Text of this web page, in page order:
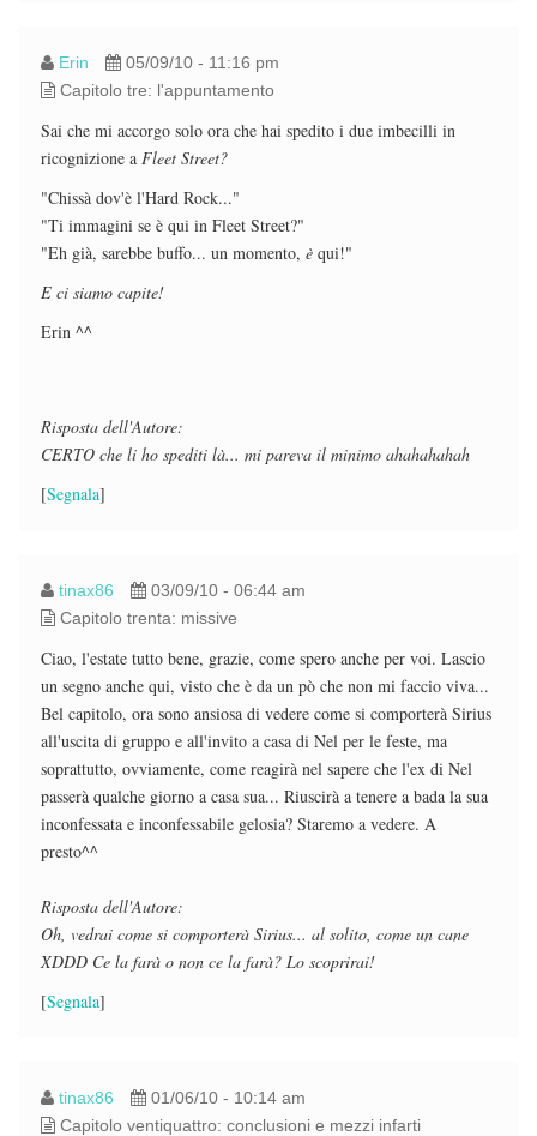
Erin
05/09/10 - 11:16 pm
Capitolo tre: l'appuntamento
Sai che mi accorgo solo ora che hai spedito i due imbecilli in
ricognizione a Fleet Street?
"Chissà dov'è l'Hard Rock..."
"Ti immagini se è qui in Fleet Street?"
"Eh già, sarebbe buffo... un momento, è qui!"
E ci siamo capite!
Erin ^^
Risposta dell'Autore:
CERTO che li ho spediti là... mi pareva il minimo ahahahahah
[Segnala]
tinax86
03/09/10 - 06:44 am
Capitolo trenta: missive
Ciao, l'estate tutto bene, grazie, come spero anche per voi. Lascio
un segno anche qui, visto che è da un pò che non mi faccio viva...
Bel capitolo, ora sono ansiosa di vedere come si comporterà Sirius
all'uscita di gruppo e all'invito a casa di Nel per le feste, ma
soprattutto, ovviamente, come reagirà nel sapere che l'ex di Nel
passerà qualche giorno a casa sua... Riuscirà a tenere a bada la sua
inconfessata e inconfessabile gelosia? Staremo a vedere. A
presto^^
Risposta dell'Autore:
Oh, vedrai come si comporterà Sirius... al solito, come un cane
XDDD Ce la farà o non ce la farà? Lo scoprirai!
[Segnala]
tinax86
01/06/10 - 10:14 am
Capitolo ventiquattro: conclusioni e mezzi infarti